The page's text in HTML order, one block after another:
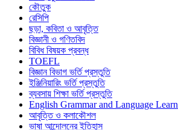
কৌতুক
রেসিপি
ছড়া, কবিতা ও আবৃত্তি
বিজ্ঞানী ও গণিতবিদ
বিবিধ বিষয়ক প্রবন্ধ
TOEFL
বিজ্ঞান বিভাগ ভর্তি প্রস্তুতি
ইঞ্জিনিয়ারিং ভর্তি প্রস্তুতি
ব্যবসায় শিক্ষা ভর্তি প্রস্তুতি
English Grammar and Language
আবৃত্তি ও কলাকৌশল
ভাষা আন্দোলনের ইতিহাস